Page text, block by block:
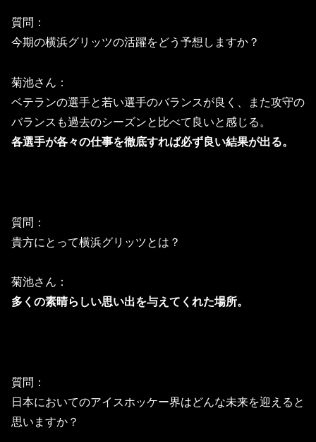
質問：
今期の横浜グリッツの活躍をどう予想しますか？
菊池さん：
ベテランの選手と若い選手のバランスが良く、また攻守の
バランスも過去のシーズンと比べて良いと感じる。
各選手が各々の仕事を徹底すれば必ず良い結果が出る。
質問：
貴方にとって横浜グリッツとは？
菊池さん：
多くの素晴らしい思い出を与えてくれた場所。
質問：
日本においてのアイスホッケー界はどんな未来を迎えると
思いますか？